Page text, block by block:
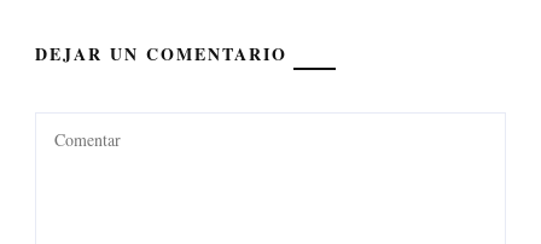
DEJAR UN COMENTARIO